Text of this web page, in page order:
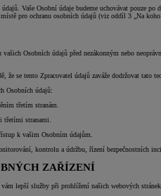
Vaše Osobní údaje budeme uchovávat pouze
pro ochranu osobních údajů (viz oddíl 3 „Na
vašich Osobních údajů před nezákonným nebo
se tento Zpracovatel údajů zaváže dodržovat tato
Osobních údajů:
třetím stranám.
třetími stranami.
k vašim Osobním údajům.
kontrolu a údržbu, řízení bezpečnostních
ZAŘÍZENÍ
lepší služby při prohlížení našich webových